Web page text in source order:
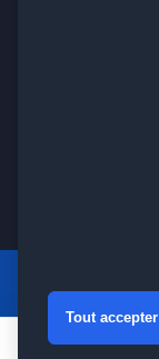
Tout accepter